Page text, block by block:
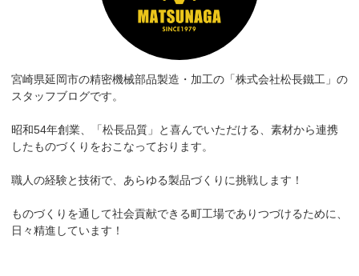
宮崎県延岡市の精密機械部品製造・加工の「株式会社松長鐵工」の
スタッフブログです。
昭和54年創業、「松長品質」と喜んでいただける、素材から連携
したものづくりをおこなっております。
職人の経験と技術で、あらゆる製品づくりに挑戦します！
ものづくりを通して社会貢献できる町工場でありつづけるために、
日々精進しています！